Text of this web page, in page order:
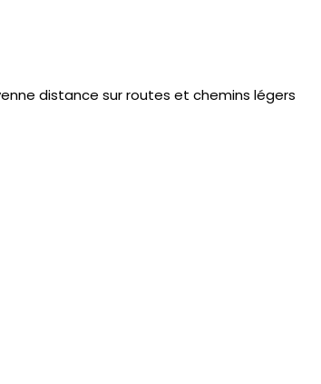
distance sur routes et chemins légers